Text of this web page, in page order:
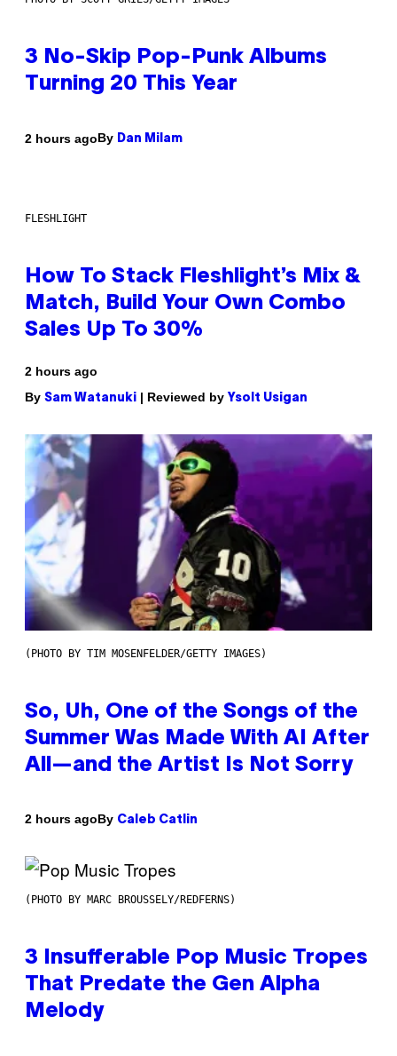
3 No-Skip Pop-Punk Albums
Turning 20 This Year
2 hours agoBy Dan Milam
FLESHLIGHT
How To Stack Fleshlight’s Mix &
Match, Build Your Own Combo
Sales Up To 30%
2 hours ago
By Sam Watanuki | Reviewed by Ysolt Usigan
(PHOTO BY TIM MOSENFELDER/GETTY IMAGES)
So, Uh, One of the Songs of the
Summer Was Made With AI After
All—and the Artist Is Not Sorry
2 hours agoBy Caleb Catlin
(PHOTO BY MARC BROUSSELY/REDFERNS)
3 Insufferable Pop Music Tropes
That Predate the Gen Alpha
Melody